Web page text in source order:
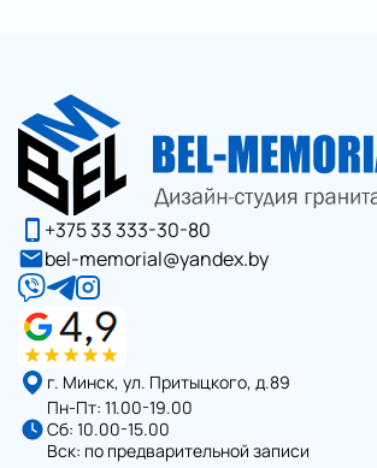
+375 33 333-30-80
bel-memorial@yandex.by
г. Минск, ул. Притыцкого, д.89
Пн-Пт: 11.00-19.00
Сб: 10.00-15.00
Вск: по предварительной записи